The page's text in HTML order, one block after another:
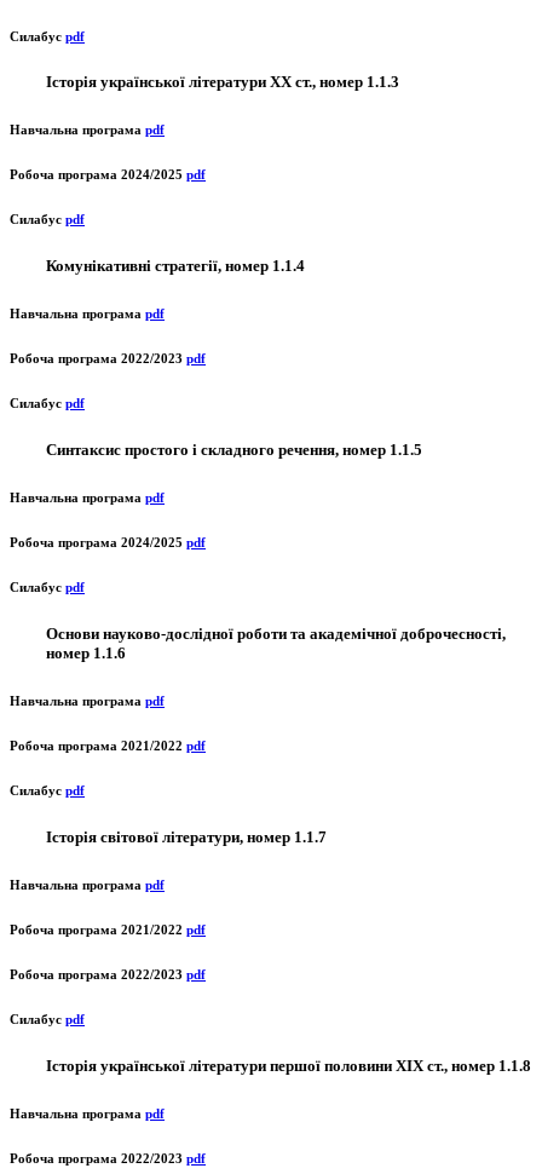
Силабус pdf
Історія української літератури ХХ ст., номер 1.1.3
Навчальна програма pdf
Робоча програма 2024/2025 pdf
Силабус pdf
Комунікативні стратегії, номер 1.1.4
Навчальна програма pdf
Робоча програма 2022/2023 pdf
Силабус pdf
Синтаксис простого і складного речення, номер 1.1.5
Навчальна програма pdf
Робоча програма 2024/2025 pdf
Силабус pdf
Основи науково-дослідної роботи та академічної доброчесності,
номер 1.1.6
Навчальна програма pdf
Робоча програма 2021/2022 pdf
Силабус pdf
Історія світової літератури, номер 1.1.7
Навчальна програма pdf
Робоча програма 2021/2022 pdf
Робоча програма 2022/2023 pdf
Силабус pdf
Історія української літератури першої половини ХІХ ст., номер 1.1.8
Навчальна програма pdf
Робоча програма 2022/2023 pdf